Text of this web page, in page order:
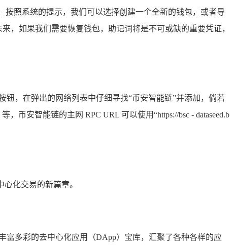
照系统的提示，我们可以选择创建一个全新的钱包，或者导
，如果我们需要恢复钱包，助记词将是不可或缺的重要凭证，
钮，在弹出的网络列表中仔细寻找“币安智能链”并添加，倘若
币安智能链的主网 RPC URL 可以使用“https://bsc - dataseed.b
化交易的新篇章。
富多彩的去中心化应用（DApp）宝库，汇聚了各种各样的应